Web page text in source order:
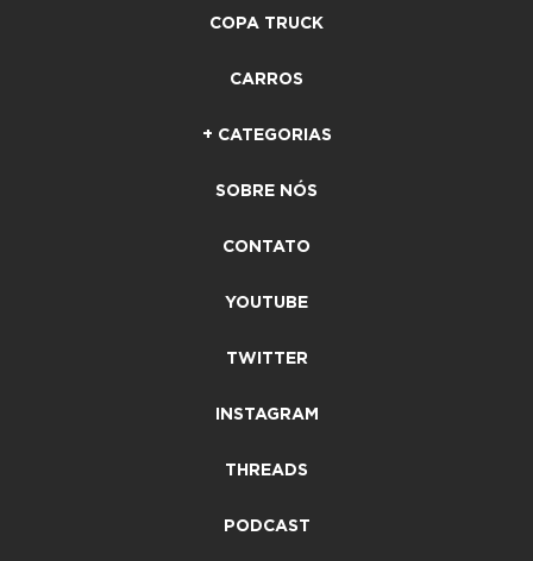
COPA TRUCK
CARROS
+ CATEGORIAS
SOBRE NÓS
CONTATO
YOUTUBE
TWITTER
INSTAGRAM
THREADS
PODCAST